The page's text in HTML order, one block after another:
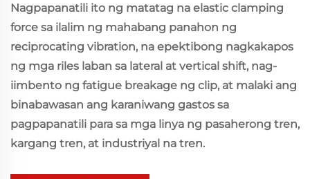
Nagpapanatili ito ng matatag na elastic clamping
force sa ilalim ng mahabang panahon ng
reciprocating vibration, na epektibong nagkakapos
ng mga riles laban sa lateral at vertical shift, nag-
iimbento ng fatigue breakage ng clip, at malaki ang
binabawasan ang karaniwang gastos sa
pagpapanatili para sa mga linya ng pasaherong tren,
kargang tren, at industriyal na tren.